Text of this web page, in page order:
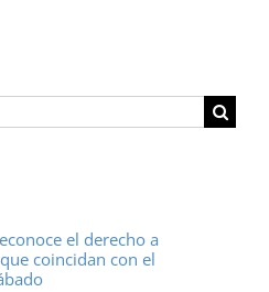
el derecho a
coincidan con el